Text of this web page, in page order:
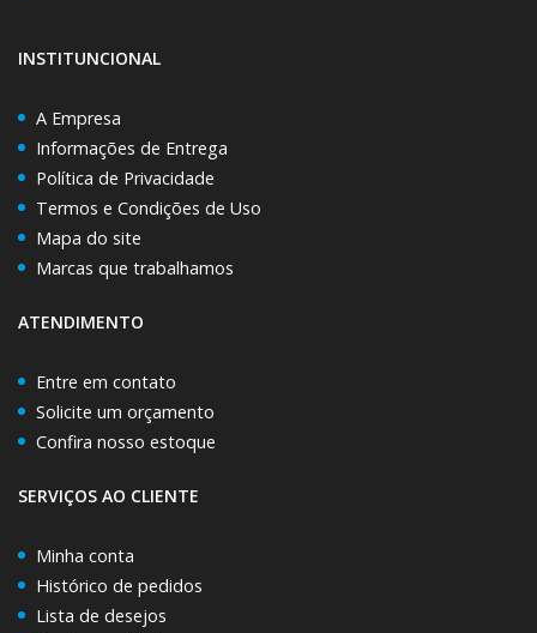
INSTITUNCIONAL
A Empresa
Informações de Entrega
Política de Privacidade
Termos e Condições de Uso
Mapa do site
Marcas que trabalhamos
ATENDIMENTO
Entre em contato
Solicite um orçamento
Confira nosso estoque
SERVIÇOS AO CLIENTE
Minha conta
Histórico de pedidos
Lista de desejos